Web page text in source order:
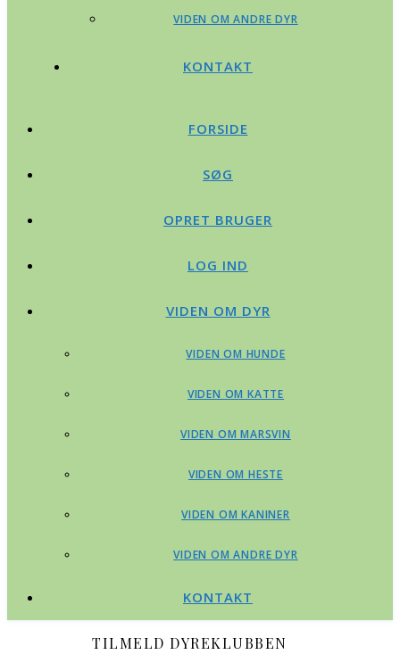
VIDEN OM ANDRE DYR
KONTAKT
FORSIDE
SØG
OPRET BRUGER
LOG IND
VIDEN OM DYR
VIDEN OM HUNDE
VIDEN OM KATTE
VIDEN OM MARSVIN
VIDEN OM HESTE
VIDEN OM KANINER
VIDEN OM ANDRE DYR
KONTAKT
TILMELD DYREKLUBBEN